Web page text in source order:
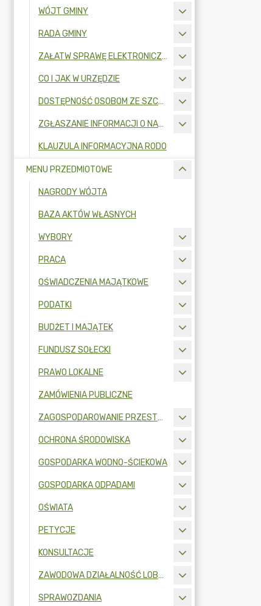
WÓJT GMINY
RADA GMINY
ZAŁATW SPRAWĘ ELEKTRONICZNIE
CO I JAK W URZĘDZIE
DOSTĘPNOŚĆ OSOBOM ZE SZCZEGÓLNYMI POTRZEBAMI
ZGŁASZANIE INFORMACJI O NARUSZENIU PRAWA I OCHRONA SYGNALISTÓW
KLAUZULA INFORMACYJNA RODO
MENU PRZEDMIOTOWE
NAGRODY WÓJTA
BAZA AKTÓW WŁASNYCH
WYBORY
PRACA
OŚWIADCZENIA MAJĄTKOWE
PODATKI
BUDŻET I MAJĄTEK
FUNDUSZ SOŁECKI
PRAWO LOKALNE
ZAMÓWIENIA PUBLICZNE
ZAGOSPODAROWANIE PRZESTRZENNE
OCHRONA ŚRODOWISKA
GOSPODARKA WODNO-ŚCIEKOWA
GOSPODARKA ODPADAMI
OŚWIATA
PETYCJE
KONSULTACJE
ZAWODOWA DZIAŁALNOŚĆ LOBBINGOWA
SPRAWOZDANIA